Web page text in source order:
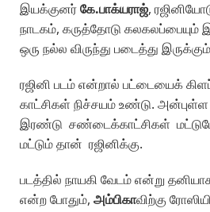
இயக்குனர்கே.பாக்யராஜ்,
நாடகம், கருத்தோடு கலகலப்பையும்
ஒரு நல்ல விருந்து படைத்து
ரஜினி படம் என்றால் பட்டையைக்
காட்சிகள் நிச்சயம் உண்டு. அன்புள்ள
இரண்டு சண்டைக்காட்சிகள்
மட்டும் தான் ரஜினிக்கு.
படத்தில் நாயகி வேடம் என்று
என்ற போதும், அம்பிகாவிற்கு